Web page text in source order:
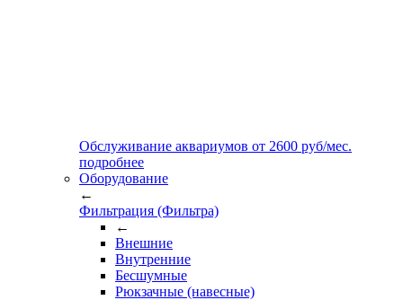
Обслуживание аквариумов от 2600 руб/мес.
подробнее
Оборудование
←
Фильтрация (Фильтра)
←
Внешние
Внутренние
Бесшумные
Рюкзачные (навесные)